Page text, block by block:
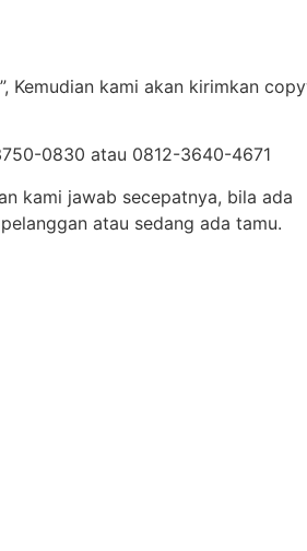
Kemudian kami akan kirimkan
0830 atau 0812-3640-4671
kami jawab secepatnya, bila ada
atau sedang ada tamu.